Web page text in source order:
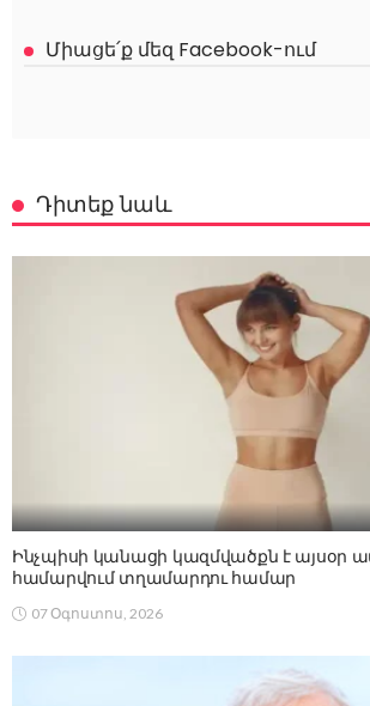
Միացե՛ք մեզ Facebook-ում
Դիտեք նաև
Ինչպիսի կանացի կազմվածքն է այսօր
համարվում տղամարդու համար
07 Օգոստոս, 2026